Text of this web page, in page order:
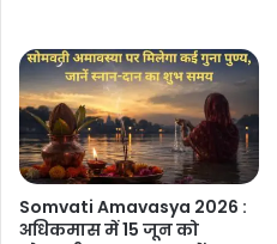
Somvati Amavasya 2026 :
अधिकमास में 15 जून को